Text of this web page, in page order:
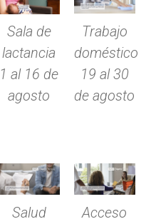
Sala de
lactancia
1 al 16 de
agosto
Trabajo
doméstico
19 al 30
de agosto
Salud
Acceso